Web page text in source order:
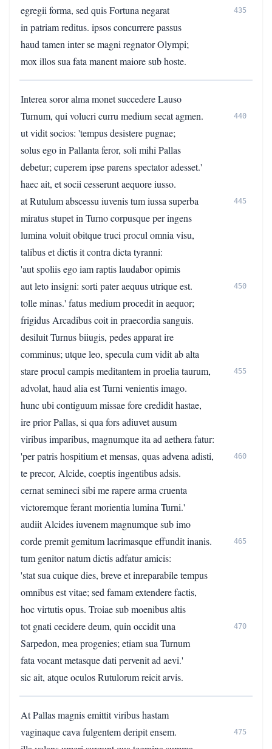
egregii forma, sed quis Fortuna negarat
435
in patriam reditus. ipsos concurrere passus
haud tamen inter se magni regnator Olympi;
mox illos sua fata manent maiore sub hoste.
Interea soror alma monet succedere Lauso
Turnum, qui volucri curru medium secat agmen.
440
ut vidit socios: 'tempus desistere pugnae;
solus ego in Pallanta feror, soli mihi Pallas
debetur; cuperem ipse parens spectator adesset.'
haec ait, et socii cesserunt aequore iusso.
at Rutulum abscessu iuvenis tum iussa superba
445
miratus stupet in Turno corpusque per ingens
lumina voluit obitque truci procul omnia visu,
talibus et dictis it contra dicta tyranni:
'aut spoliis ego iam raptis laudabor opimis
aut leto insigni: sorti pater aequus utrique est.
450
tolle minas.' fatus medium procedit in aequor;
frigidus Arcadibus coit in praecordia sanguis.
desiluit Turnus biiugis, pedes apparat ire
comminus; utque leo, specula cum vidit ab alta
stare procul campis meditantem in proelia taurum,
455
advolat, haud alia est Turni venientis imago.
hunc ubi contiguum missae fore credidit hastae,
ire prior Pallas, si qua fors adiuvet ausum
viribus imparibus, magnumque ita ad aethera fatur:
'per patris hospitium et mensas, quas advena adisti,
460
te precor, Alcide, coeptis ingentibus adsis.
cernat semineci sibi me rapere arma cruenta
victoremque ferant morientia lumina Turni.'
audiit Alcides iuvenem magnumque sub imo
corde premit gemitum lacrimasque effundit inanis.
465
tum genitor natum dictis adfatur amicis:
'stat sua cuique dies, breve et inreparabile tempus
omnibus est vitae; sed famam extendere factis,
hoc virtutis opus. Troiae sub moenibus altis
tot gnati cecidere deum, quin occidit una
470
Sarpedon, mea progenies; etiam sua Turnum
fata vocant metasque dati pervenit ad aevi.'
sic ait, atque oculos Rutulorum reicit arvis.
At Pallas magnis emittit viribus hastam
vaginaque cava fulgentem deripit ensem.
475